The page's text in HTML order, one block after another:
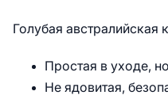
Голубая австралийская
Простая в уходе,
Не ядовитая,